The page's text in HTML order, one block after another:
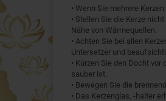
• Wenn Sie mehrere
• Stellen Sie die Kerze
Nähe von Wärmequellen.
• Achten Sie bei allen
Untersetzer und
• Kürzen Sie den Docht
sauber ist.
• Bewegen Sie die
• Das Kerzenglas, -halter